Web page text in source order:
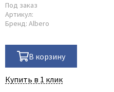
Под заказ
Артикул:
Бренд: Albero
В корзину
Купить в 1 клик